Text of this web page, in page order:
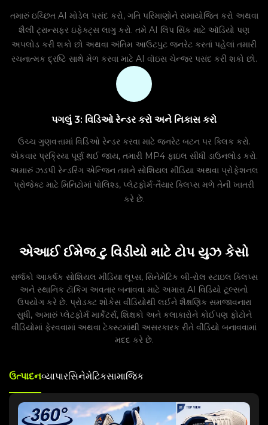
તમારું ઇચ્છિત AI મોડેલ પસંદ કરો, ગતિ પરિમાણોને સમાયોજિત કરો અથવા
શૈલી ટ્રાન્સફર ઇફેક્ટ્સ લાગુ કરો. તમે AI લિપ સિંક માટે ઑડિયો પણ
અપલોડ કરી શકો છો અથવા અંતિમ આઉટપુટ જનરેટ કરતાં પહેલાં તમારી
રચનાત્મક દ્રષ્ટિ સાથે મેળ કરવા માટે AI વૉઇસ ચેન્જર પસંદ કરી શકો છો.
પગલું 3: વિડિઓ રેન્ડર કરો અને નિકાસ કરો
ઉચ્ચ ગુણવત્તામાં વિડિઓ રેન્ડર કરવા માટે જનરેટ બટન પર ક્લિક કરો.
એકવાર પ્રક્રિયા પૂર્ણ થઈ જાય, તમારી MP4 ફાઇલ સીધી ડાઉનલોડ કરો.
અમારું ઝડપી રેન્ડરિંગ એન્જિન તમને સોશિયલ મીડિયા અથવા પ્રોફેશનલ
પ્રોજેક્ટ માટે મિનિટોમાં પોલિશ્ડ, પ્લેટફોર્મ-તૈયાર ક્લિપ્સ મળે તેની ખાતરી
કરે છે.
એઆઈ ઈમેજ ટુ વિડીયો માટે ટોપ યુઝ કેસો
સર્જકો આકર્ષક સોશિયલ મીડિયા લૂપ્સ, સિનેમેટિક બી-રોલ સ્ટાઇલ ક્લિપ્સ
અને સ્થાનિક ટૉકિંગ અવતાર બનાવવા માટે અમારા AI વિડિયો ટૂલ્સનો
ઉપયોગ કરે છે. પ્રોડક્ટ શોકેસ વીડિયોથી લઈને શૈક્ષણિક સમજાવનારા
સુધી, અમારું પ્લેટફોર્મ માર્કેટર્સ, શિક્ષકો અને કલાકારોને કોઈપણ ફોટોને
વીડિયોમાં ફેરવવામાં અથવા ટેક્સ્ટમાંથી અસરકારક રીતે વીડિયો બનાવવામાં
મદદ કરે છે.
ઉત્પાદનવ્યાપારસિનેમેટિકસામાજિક